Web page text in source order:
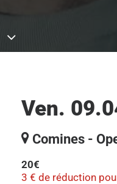
Ven.
Comines -
20€
3 € de réduction